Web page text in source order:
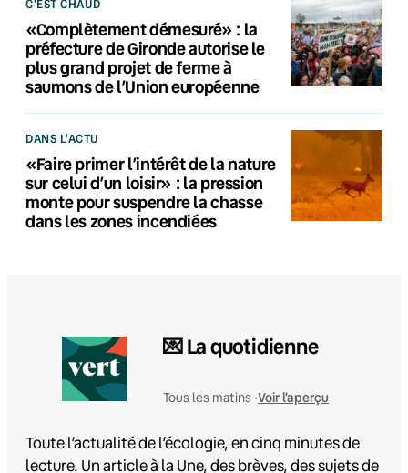
C'EST CHAUD
«Complètement démesuré» : la
préfecture de Gironde autorise le
plus grand projet de ferme à
saumons de l’Union européenne
DANS L'ACTU
«Faire primer l’intérêt de la nature
sur celui d’un loisir» : la pression
monte pour suspendre la chasse
dans les zones incendiées
💌 La quotidienne
Tous les matins •Voir l'aperçu
Toute l’actualité de l’écologie, en cinq minutes de
lecture. Un article à la Une, des brèves, des sujets de